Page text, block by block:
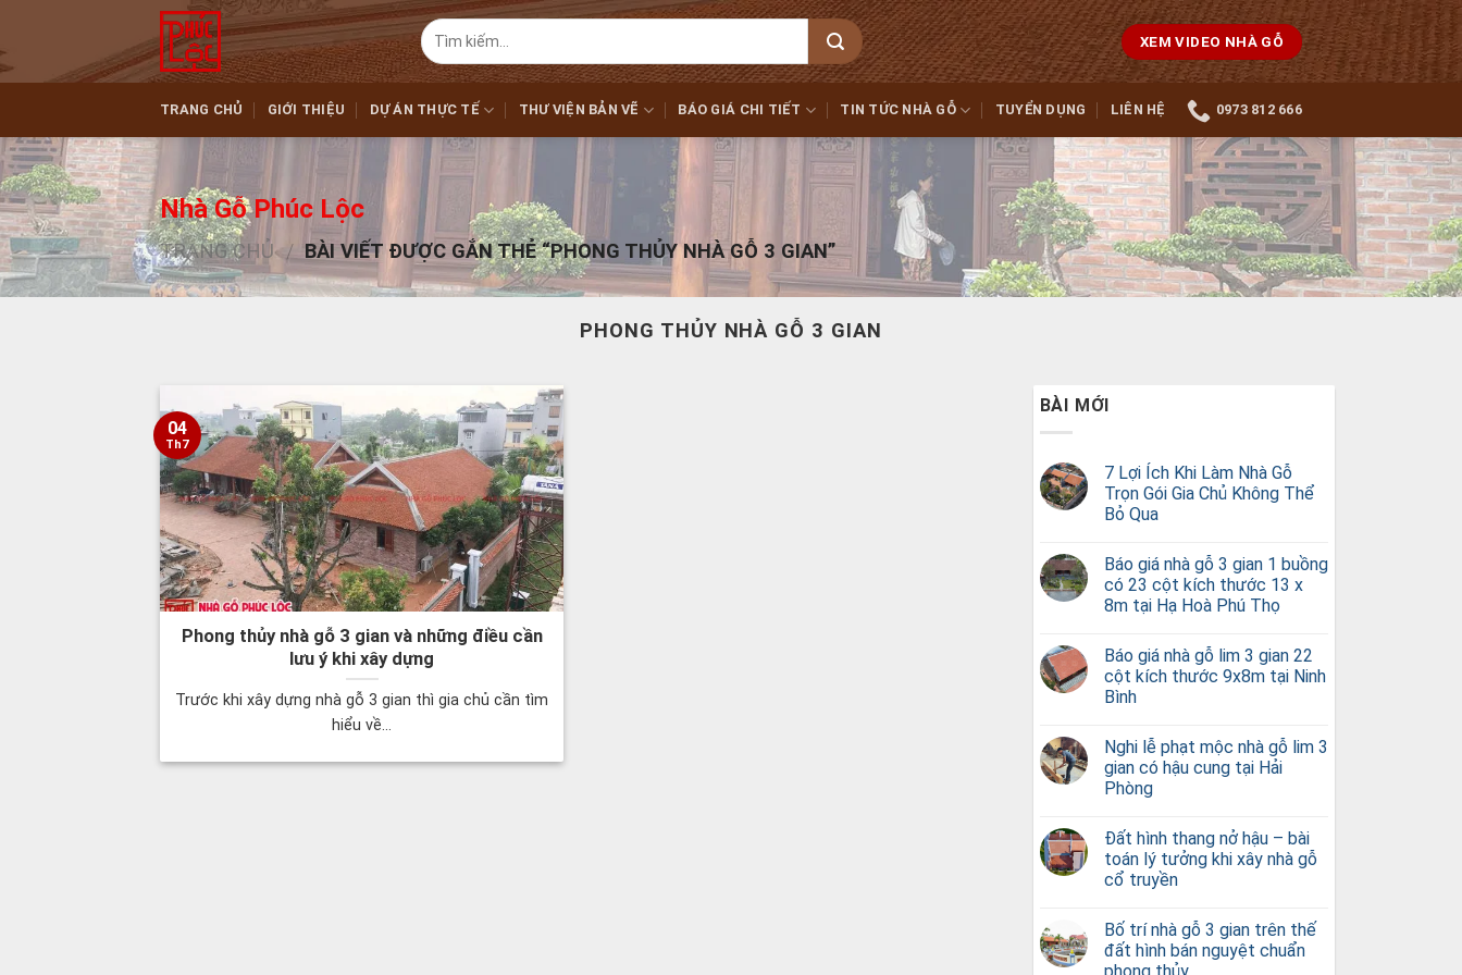
content
Tìm
kiếm:
XEM VIDEO NHÀ GỖ
TRANG CHỦ GIỚI THIỆU DỰ ÁN THỰC TẾ THƯ VIỆN BẢN VẼ BÁO GIÁ CHI TIẾT TIN TỨC NHÀ GỖ TUYỂN DỤNG LIÊN HỆ 0973 812 666
Nhà Gỗ Phúc Lộc
TRANG CHỦ / BÀI VIẾT ĐƯỢC GẮN THẺ “PHONG THỦY NHÀ GỖ 3 GIAN”
PHONG THỦY NHÀ GỖ 3 GIAN
Phong thủy nhà gỗ 3 gian và những điều cần
lưu ý khi xây dựng
Trước khi xây dựng nhà gỗ 3 gian thì gia chủ cần tìm
hiểu về...
04
Th7
BÀI MỚI
7 Lợi Ích Khi Làm Nhà Gỗ
Trọn Gói Gia Chủ Không Thể
Bỏ Qua
Báo giá nhà gỗ 3 gian 1 buồng
có 23 cột kích thước 13 x
8m tại Hạ Hoà Phú Thọ
Báo giá nhà gỗ lim 3 gian 22
cột kích thước 9x8m tại Ninh
Bình
Nghi lễ phạt mộc nhà gỗ lim 3
gian có hậu cung tại Hải
Phòng
Đất hình thang nở hậu – bài
toán lý tưởng khi xây nhà gỗ
cổ truyền
Bố trí nhà gỗ 3 gian trên thế
đất hình bán nguyệt chuẩn